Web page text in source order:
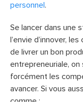
personnel .
Se lancer dans une
l’envie d’innover,
de livrer un bon
entrepreneuriale, on
forcément les
avancer. Si vous